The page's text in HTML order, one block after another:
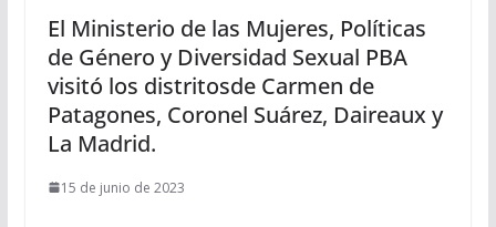
El Ministerio de las Mujeres, Políticas
de Género y Diversidad Sexual PBA
visitó los distritosde Carmen de
Patagones, Coronel Suárez, Daireaux y
La Madrid.
15 de junio de 2023